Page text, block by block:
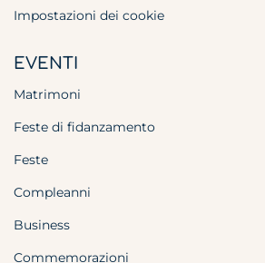
Impostazioni dei cookie
EVENTI
Matrimoni
Feste di fidanzamento
Feste
Compleanni
Business
Commemorazioni